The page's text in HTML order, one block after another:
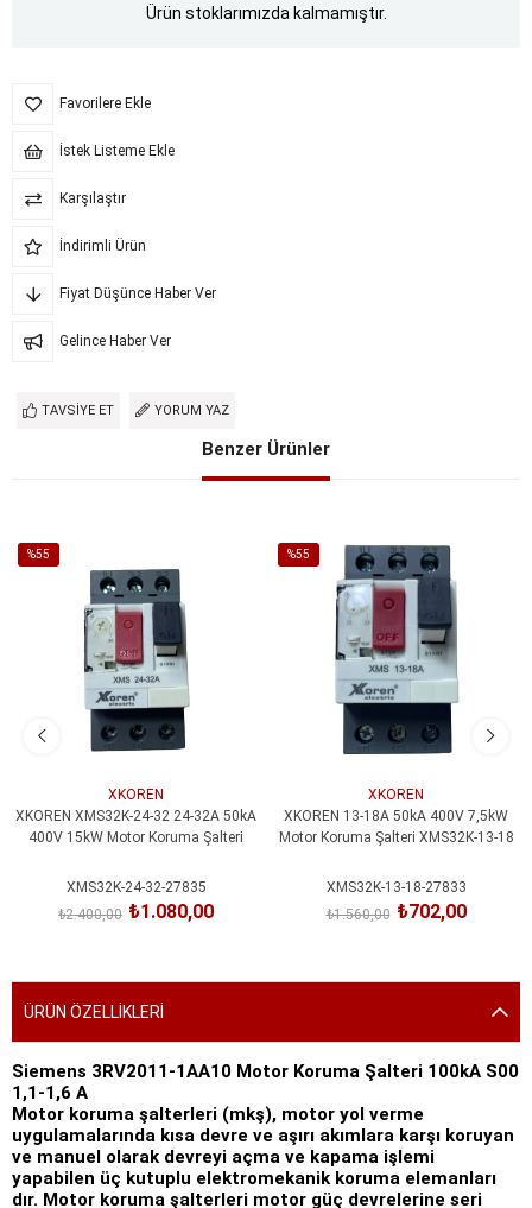
Ürün stoklarımızda kalmamıştır.
Favorilere Ekle
İstek Listeme Ekle
Karşılaştır
İndirimli Ürün
Fiyat Düşünce Haber Ver
Gelince Haber Ver
TAVSIYE ET YORUM YAZ
Benzer Ürünler
%55
XKOREN
XKOREN XMS32K-24-32 24-32A 50kA
400V 15kW Motor Koruma Şalteri
XMS32K-24-32-27835
₺1.080,00
₺2.400,00
%55
%55İndirim
XKOREN
XKOREN 13-18A 50kA 400V 7,5kW
Motor Koruma Şalteri XMS32K-13-18
XMS32K-13-18-27833
₺702,00
₺1.560,00
ÜRÜN ÖZELLIKLERI
Siemens 3RV2011-1AA10 Motor Koruma Şalteri 100kA S00
1,1-1,6 A
Motor koruma şalterleri (mkş), motor yol verme
uygulamalarında kısa devre ve aşırı akımlara karşı koruyan
ve manuel olarak devreyi açma ve kapama işlemi
yapabilen üç kutuplu elektromekanik koruma elemanları
dır. Motor koruma şalterleri motor güç devrelerine seri